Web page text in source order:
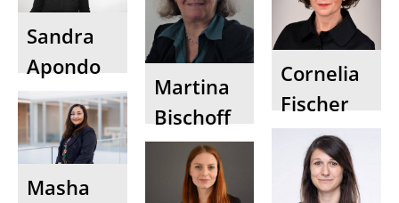
Sandra
Apondo
Martina
Bischoff
Cornelia
Fischer
Masha